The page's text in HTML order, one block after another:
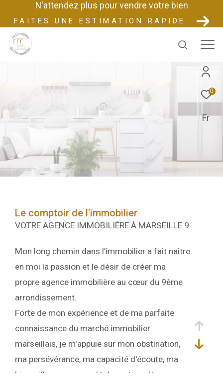
N'attendez plus pour vendre votre bien
FAITES UNE ESTIMATION RAPIDE
0
Fr
Le comptoir de l'immobilier
VOTRE AGENCE IMMOBILIÈRE À MARSEILLE 9
Mon long chemin dans l’immobilier a fait naître
en moi la passion et le désir de créer ma
propre agence immobilière au cœur du 9ème
arrondissement.
Forte de mon expérience et de ma parfaite
connaissance du marché immobilier
marseillais, je m'appuie sur mon obstination,
ma persévérance, ma capacité d'écoute, ma
bienveillance, mon goût du partage, là